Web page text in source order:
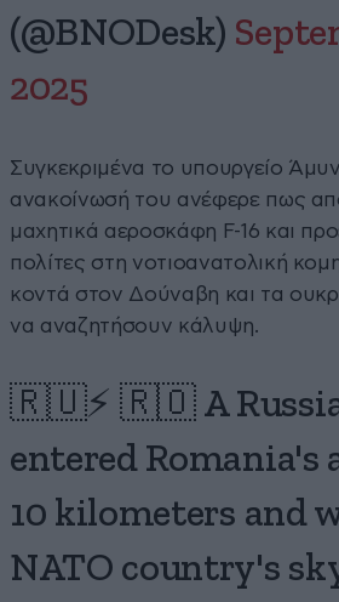
(@BNODesk)
2025
Συγκεκριμένα το υπουργείο
ανακοίνωσή του ανέφερε πως
μαχητικά αεροσκάφη F-16 και
πολίτες στη νοτιοανατολική
κοντά στον Δούναβη και τα
να αναζητήσουν κάλυψη.
🇷🇺⚡ 🇷🇴 A
entered Romania's
10 kilometers and
NATO country's